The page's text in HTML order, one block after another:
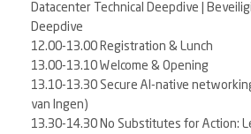
Datacenter Technical Deepdive |
Deepdive
12.00-13.00 Registration & Lunch
13.00-13.10 Welcome & Opening
13.10-13.30 Secure AI-native
van Ingen)
13.30-14.30 No Substitutes for Action: